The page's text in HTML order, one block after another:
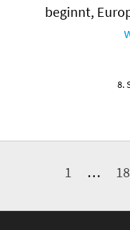
beginnt,
8.
1 … 18